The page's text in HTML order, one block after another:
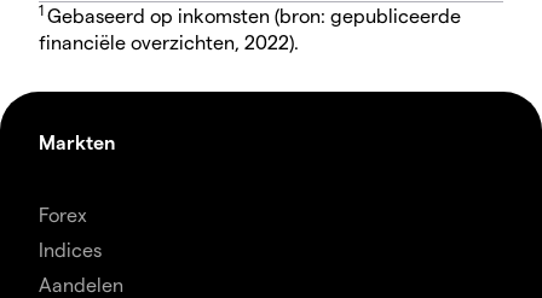
1 Gebaseerd op inkomsten (bron: gepubliceerde
financiële overzichten, 2022).
Markten
Forex
Indices
Aandelen